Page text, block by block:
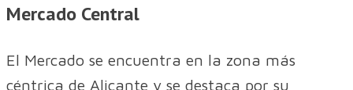
Mercado Central
El Mercado se encuentra en la zona más
céntrica de Alicante y se destaca por su